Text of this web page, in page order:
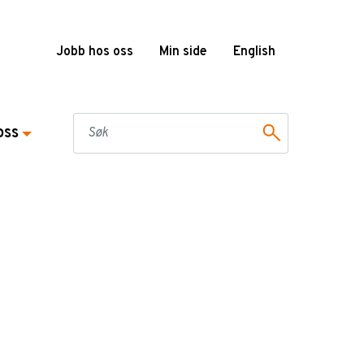
Jobb hos oss Min side English